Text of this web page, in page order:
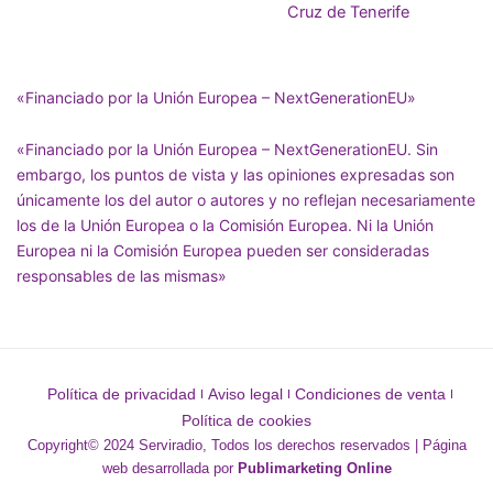
Cruz de Tenerife
«Financiado por la Unión Europea – NextGenerationEU»
«Financiado por la Unión Europea – NextGenerationEU. Sin
embargo, los puntos de vista y las opiniones expresadas son
únicamente los del autor o autores y no reflejan necesariamente
los de la Unión Europea o la Comisión Europea. Ni la Unión
Europea ni la Comisión Europea pueden ser consideradas
responsables de las mismas»
Política de privacidad Aviso legal
Condiciones de venta
Política de cookies
Copyright© 2024 Serviradio, Todos los derechos reservados | Página
web desarrollada por Publimarketing Online